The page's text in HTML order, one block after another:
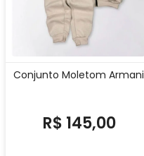
Conjunto Moletom Armani
R$ 145,00